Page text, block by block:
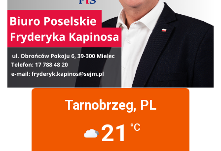
Tarnobrzeg, PL
21 °C